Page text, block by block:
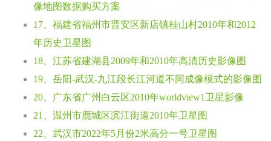
像地图数据购买方案
17、福建省福州市晋安区新店镇桂山村2010年和2012
年历史卫星图
18、江苏省建湖县2009年和2010年高清历史影像图
19、岳阳-武汉-九江段长江河道不同成像模式的影像图
20、广东省广州白云区2010年worldview1卫星影像
21、温州市鹿城区滨江街道2010年卫星图
22、武汉市2022年5月份2米高分一号卫星图